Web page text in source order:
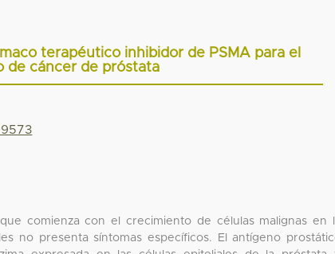
terapéutico inhibidor de PSMA para el
de cáncer de próstata
comienza con el crecimiento de células malignas en
no presenta síntomas específicos. El antígeno